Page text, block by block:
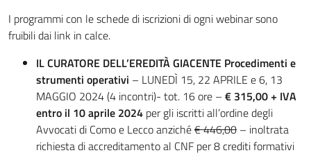
I programmi con le schede di iscrizioni di ogni webinar sono
fruibili dai link in calce.
IL CURATORE DELL’EREDITÀ GIACENTE Procedimenti e
strumenti operativi – LUNEDÌ 15, 22 APRILE e 6, 13
MAGGIO 2024 (4 incontri)- tot. 16 ore – € 315,00 + IVA
entro il 10 aprile 2024 per gli iscritti all’ordine degli
Avvocati di Como e Lecco anziché€ 446,00 – inoltrata
richiesta di accreditamento al CNF per 8 crediti formativi